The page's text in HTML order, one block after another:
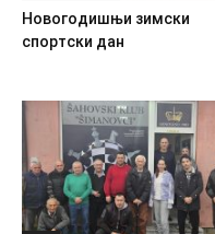
Новогодишњи зимски
спортски дан